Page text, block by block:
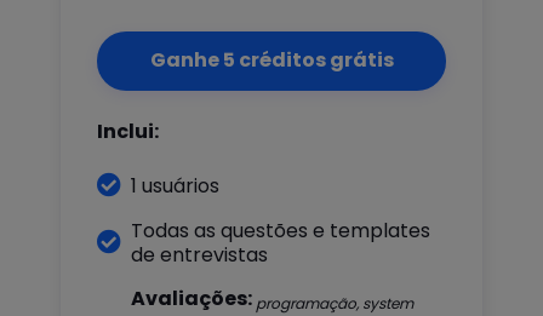
Ganhe 5 créditos grátis
Inclui:
 1 usuários
 Todas as questões e templates
de entrevistas
Avaliações: programação, system